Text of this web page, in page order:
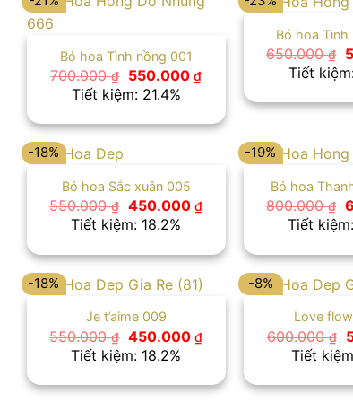
Bó hoa Tình nồng 001
700.000₫
Giá
gốc
là:
550.000₫Giá
550.000 ₫.
Tiết kiệm: 21.4%
Bó hoa
650.000₫
là:
Tiết
-18%
Bó hoa Sắc xuân 005
550.000₫ Giá
gốc
là:
450.000₫Giá
450.000 ₫.
Tiết kiệm: 18.2%
-19%
Bó hoa
800.000₫
là:
Tiết
-18%
Je t’aime 009
550.000₫ Giá
gốc
là:
450.000₫Giá
450.000 ₫.
Tiết kiệm: 18.2%
-8%
Love
600.000₫
Tiết